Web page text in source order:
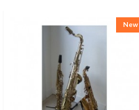
New